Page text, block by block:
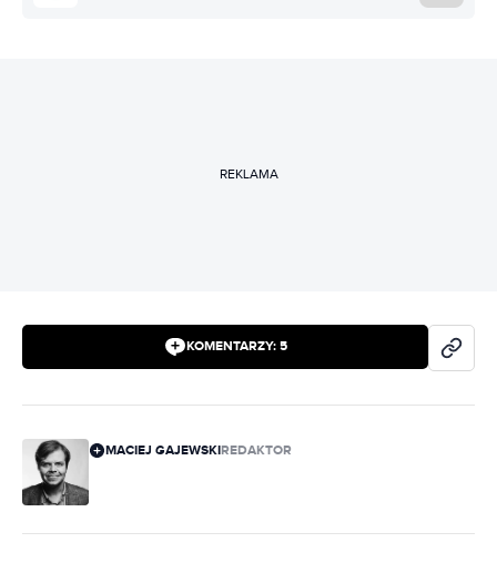
REKLAMA
KOMENTARZY: 5
MACIEJ GAJEWSKIREDAKTOR